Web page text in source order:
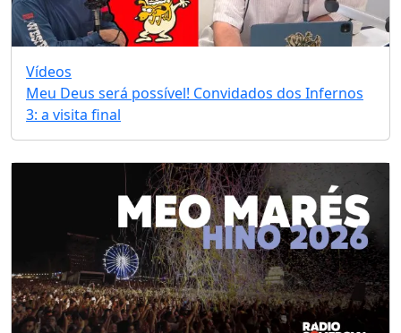
Vídeos
Meu Deus será possível! Convidados dos Infernos
3: a visita final